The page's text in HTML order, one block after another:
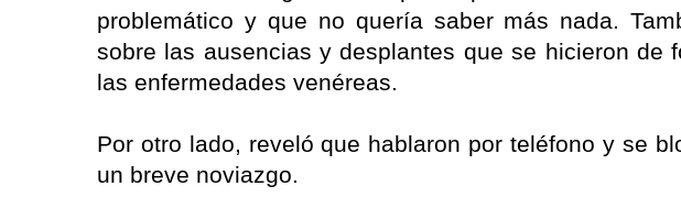
problemático y que no quería saber más nada.
sobre las ausencias y desplantes que se hicieron de
las enfermedades venéreas.
Por otro lado, reveló que hablaron por teléfono y se
un breve noviazgo.